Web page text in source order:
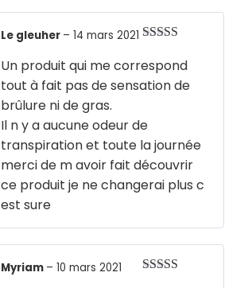
Le gleuher – 14 mars 2021
Un produit qui me correspond
tout à fait pas de sensation de
brûlure ni de gras.
Il n y a aucune odeur de
transpiration et toute la journée
merci de m avoir fait découvrir
ce produit je ne changerai plus c
est sure
Myriam – 10 mars 2021